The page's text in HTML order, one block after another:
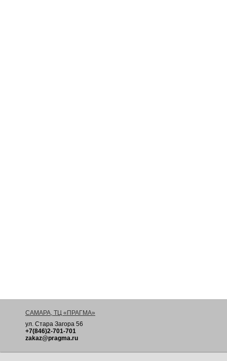
САМАРА, ТЦ «ПРАГМА»
ул. Стара Загора 56
+7(846)2-701-701
zakaz@pragma.ru